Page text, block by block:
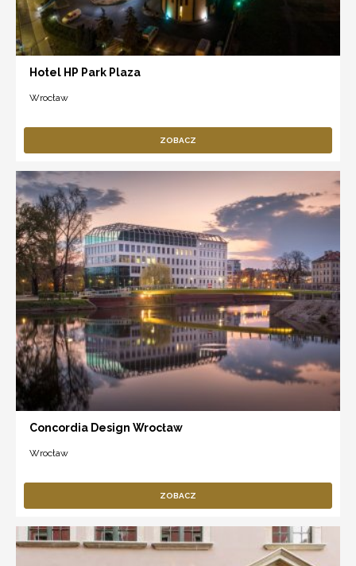
Hotel HP Park Plaza
Wrocław
ZOBACZ
Concordia Design Wrocław
Wrocław
ZOBACZ